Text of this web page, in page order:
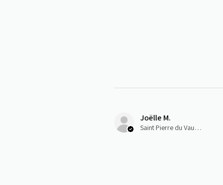
Joëlle M.
Saint Pierre du Vauvray, Normandie